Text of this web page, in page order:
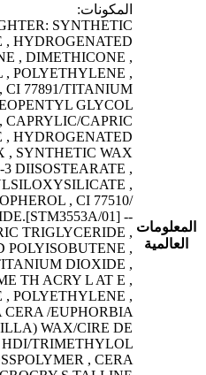
المعلومات
العالمية
المكونات:
SYNTHETIC
, HYDROGENATED
, DIMETHICONE ,
POLYETHYLENE ,
CI 77891/TITANIUM
GLYCOL
CAPRIC
, HYDROGENATED
, SYNTHETIC WAX
DIISOSTEARATE ,
,
, CI 77510/
01] --
TRIGLYCERIDE ,
POLYISOBUTENE ,
DIOXIDE ,
TH ACRY L AT E ,
POLYETHYLENE ,
/EUPHORBIA
WAX/CIRE DE
TRIMETHYLOL
, CERA